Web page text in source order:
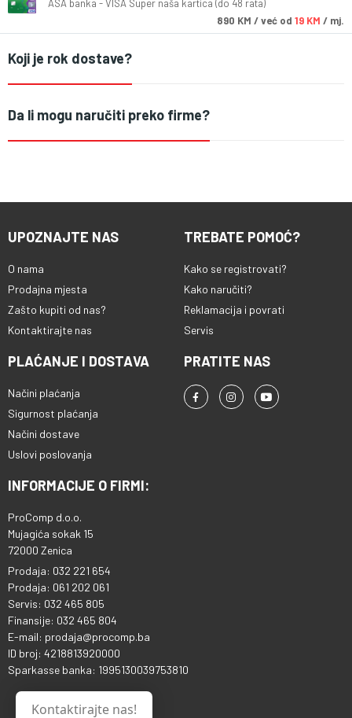
ASA banka - VISA Super naša kartica (do 48 rata)
890 KM / već od 19 KM / mj.
Koji je rok dostave?
Da li mogu naručiti preko firme?
UPOZNAJTE NAS
O nama
Prodajna mjesta
Zašto kupiti od nas?
Kontaktirajte nas
TREBATE POMOĆ?
Kako se registrovati?
Kako naručiti?
Reklamacija i povrati
Servis
PLAĆANJE I DOSTAVA
Načini plaćanja
Sigurnost plaćanja
Načini dostave
Uslovi poslovanja
PRATITE NAS
INFORMACIJE O FIRMI:
ProComp d.o.o.
Mujagića sokak 15
72000 Zenica
Prodaja: 032 221 654
Prodaja: 061 202 061
Servis: 032 465 805
Finansije: 032 465 804
E-mail: prodaja@procomp.ba
ID broj: 4218813920000
Sparkasse banka: 1995130039753810
Kontaktirajte nas!